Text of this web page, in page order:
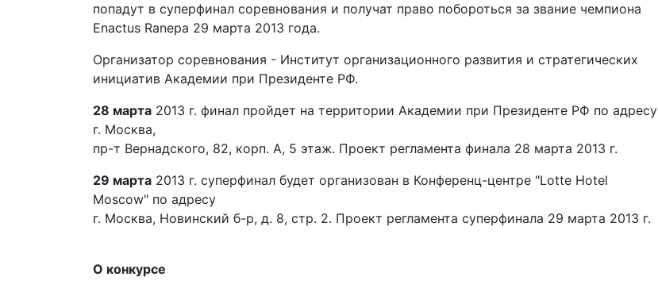
попадут в суперфинал соревнования и получат право побороться за звание чемпиона
Enactus Ranepa 29 марта 2013 года.
Организатор соревнования - Институт организационного развития и стратегических
инициатив Академии при Президенте РФ.
28 марта 2013 г. финал пройдет на территории Академии при Президенте РФ по адресу
г. Москва,
пр-т Вернадского, 82, корп. А, 5 этаж. Проект регламента финала 28 марта 2013 г.
29 марта 2013 г. суперфинал будет организован в Конференц-центре "Lotte Hotel
Moscow" по адресу
г. Москва, Новинcкий б-р, д. 8, стр. 2. Проект регламента суперфинала 29 марта 2013 г.
О конкурсе